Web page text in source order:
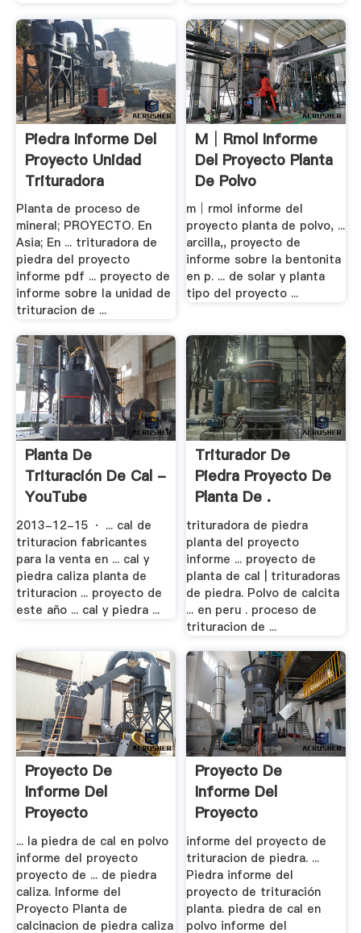
Piedra Informe Del
Proyecto Unidad
Trituradora
Planta de proceso de
mineral; PROYECTO. En
Asia; En ... trituradora de
piedra del proyecto
informe pdf ... proyecto de
informe sobre la unidad de
trituracion de ...
M│rmol Informe
Del Proyecto Planta
De Polvo
m│rmol informe del
proyecto planta de polvo, ...
arcilla,, proyecto de
informe sobre la bentonita
en p. ... de solar y planta
tipo del proyecto ...
Planta De
Trituración De Cal -
YouTube
2013-12-15 · ... cal de
trituracion fabricantes
para la venta en ... cal y
piedra caliza planta de
trituracion ... proyecto de
este año ... cal y piedra ...
Triturador De
Piedra Proyecto De
Planta De .
trituradora de piedra
planta del proyecto
informe ... proyecto de
planta de cal | trituradoras
de piedra. Polvo de calcita
... en peru . proceso de
trituracion de ...
Proyecto De
Informe Del
Proyecto
Trituradora De .
... la piedra de cal en polvo
informe del proyecto
proyecto de ... de piedra
caliza. Informe del
Proyecto Planta de
calcinacion de piedra caliza
Proyecto De
Informe Del
Proyecto
Trituradora De .
informe del proyecto de
trituracion de piedra. ...
Piedra informe del
proyecto de trituración
planta. piedra de cal en
polvo informe del